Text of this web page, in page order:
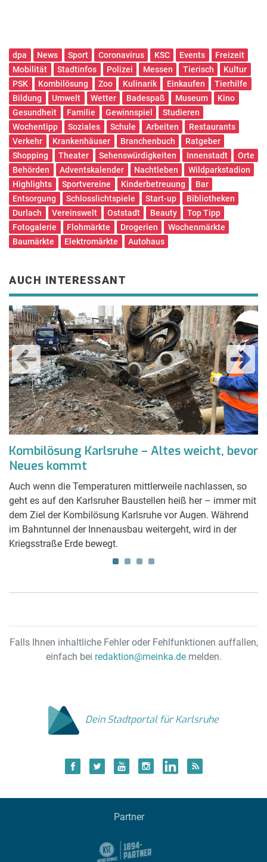
dpa News Sport Coronavirus KSC Events
Freizeit
Mobilität
Stadtinfos Polizei Messen Tierisch
Kultur
PSK
Kombilösung Zoo Kulinarik Einkaufen
Tierhilfe
Bildung
Umwelt Wetter Badespaß Museum
Kino
Gesundheit
Familie Gewinnspiel
Studieren
Wochentipp
Soziales Schule Arbeiten
Restaurants
Verkehr
Krankenhäuser Branchenbuch
Ratgeber
Shopping
Theater Sehenswürdigkeiten Innenstadt
Orte
Behörden
Adventskalender Nachtleben
Wildparkstadion
Highlights
Sportvereine Kinderbetreuung
Bar
Entsorgung
Schlosslichtspiele Start-up
Bibliotheken
Durlach
Vereinswelt Oststadt Beauty
Top Tipp
Fotogalerie
Flohmärkte Drogerien
Wochenmärkte
Baumärkte
Elektromärkte Autohaus
AUCH INTERESSANT
Kombilösung Karlsruhe – Altes weicht, bevor
Neues kommt
Auch wenn die Temperaturen mittlerweile nachlassen, so
geht es auf den Karlsruher Baustellen heiß her – immer mit
dem Ziel der Kombilösung Karlsruhe vor Augen. Während
im Bahntunnel der Innenausbau weitergeht, wird in der
Kriegsstraße Erde bewegt.
Falls Ihnen inhaltliche Fehler oder Fehlfunktionen auffallen,
einfach bei redaktion@meinka.demelden.
Dein Stadtportal für Karlsruhe
Partner